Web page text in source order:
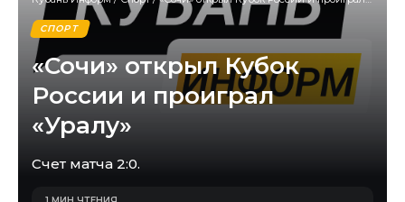
СПОРТ
«Сочи» открыл Кубок
России и проиграл
«Уралу»
Счет матча 2:0.